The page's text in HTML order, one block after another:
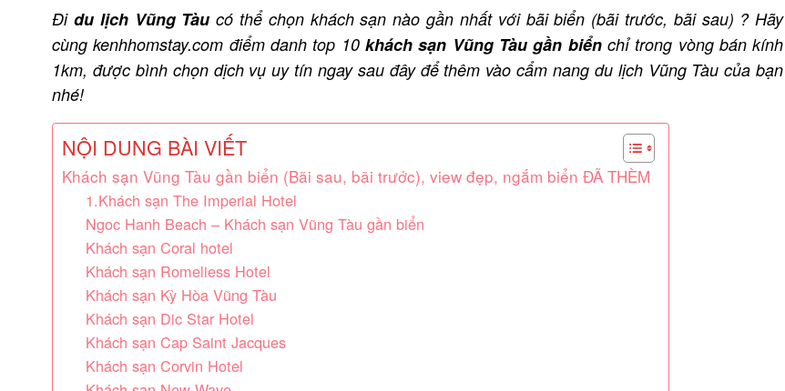
Đi du lịch Vũng Tàu có thể chọn khách sạn nào gần nhất với bãi biển (bãi trước, bãi sau) ? Hãy
cùng kenhhomstay.com điểm danh top 10khách sạn Vũng Tàu gần biểnchỉ trong vòng bán kính
1km, được bình chọn dịch vụ uy tín ngay sau đây để thêm vào cẩm nang du lịch Vũng Tàucủa bạn
nhé!
NỘI DUNG BÀI VIẾT
Khách sạn Vũng Tàu gần biển (Bãi sau, bãi trước), view đẹp, ngắm biển ĐÃ THÈM
1.Khách sạn The Imperial Hotel
Ngoc Hanh Beach – Khách sạn Vũng Tàu gần biển
Khách sạn Coral hotel
Khách sạn Romeliess Hotel
Khách sạn Kỳ Hòa Vũng Tàu
Khách sạn Dic Star Hotel
Khách sạn Cap Saint Jacques
Khách sạn Corvin Hotel